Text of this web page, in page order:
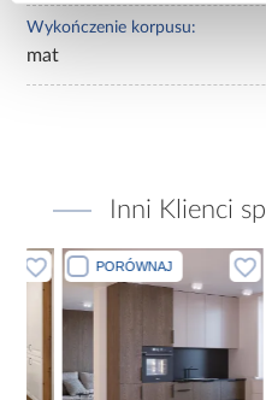
Wykończenie korpusu:
mat
Inni Klienci
PORÓWNAJ